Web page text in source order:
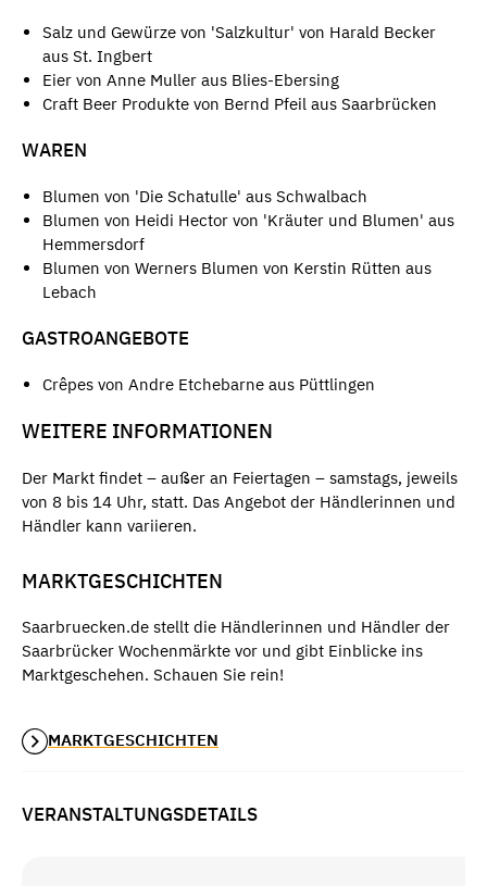
Salz und Gewürze von 'Salzkultur' von Harald Becker
aus St. Ingbert
Eier von Anne Muller aus Blies-Ebersing
Craft Beer Produkte von Bernd Pfeil aus Saarbrücken
WAREN
Blumen von 'Die Schatulle' aus Schwalbach
Blumen von Heidi Hector von 'Kräuter und Blumen' aus
Hemmersdorf
Blumen von Werners Blumen von Kerstin Rütten aus
Lebach
GASTROANGEBOTE
Crêpes von Andre Etchebarne aus Püttlingen
WEITERE INFORMATIONEN
Der Markt findet – außer an Feiertagen – samstags, jeweils
von 8 bis 14 Uhr, statt. Das Angebot der Händlerinnen und
Händler kann variieren.
MARKTGESCHICHTEN
Saarbruecken.de stellt die Händlerinnen und Händler der
Saarbrücker Wochenmärkte vor und gibt Einblicke ins
Marktgeschehen. Schauen Sie rein!
MARKTGESCHICHTEN
VERANSTALTUNGSDETAILS